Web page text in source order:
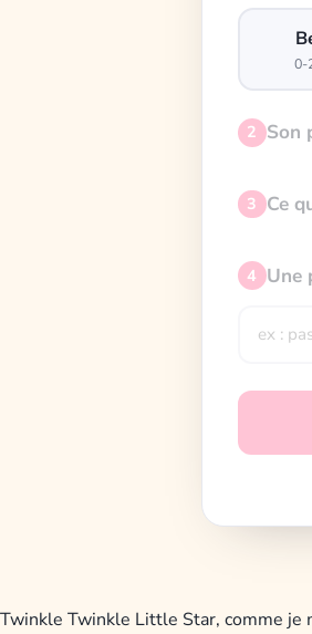
0-
2 Son
3 Ce
4 Une
Twinkle Twinkle Little Star, comme je